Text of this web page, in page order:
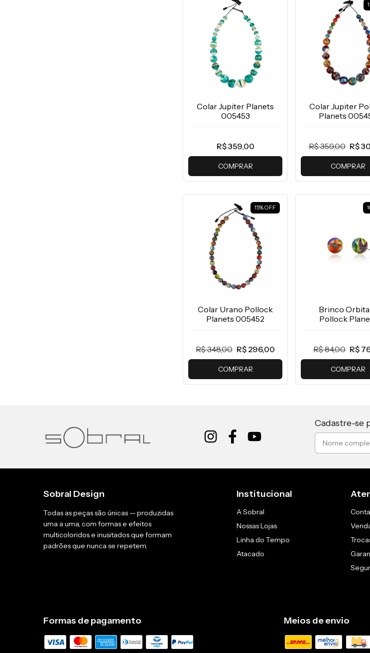
Colar Jupiter Planets
005453
R$ 359,00
COMPRAR
Colar Jupiter
Planets
R$ 359,00 R$
COMPRAR
15%OFF
Colar Urano Pollock
Planets 005452
R$ 348,00 R$ 296,00
COMPRAR
Brinco
Pollock
R$ 84,00 R$
COMPRAR
Cadastre-se
Sobral Design
Todas as peças são únicas — produzidas
uma a uma, com formas e efeitos
multicoloridos e inusitados que formam
padrões que nunca se repetem.
Institucional
A Sobral
Nossas Lojas
Linha do Tempo
Atacado
Formas de pagamento Meios de envio